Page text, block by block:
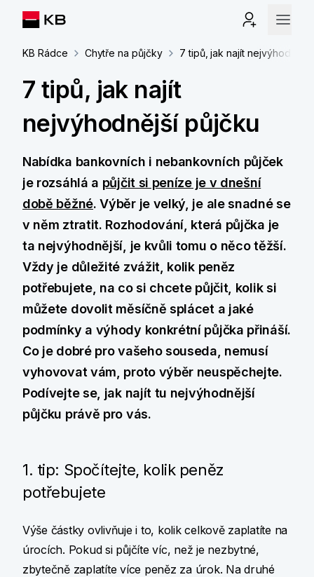
KB Rádce Chytře na půjčky 7 tipů, jak najít nejvýhodnější
7 tipů, jak najít
nejvýhodnější půjčku
Nabídka bankovních i nebankovních půjček
je rozsáhlá a půjčit si peníze je v dnešní
době běžné. Výběr je velký, je ale snadné se
v něm ztratit. Rozhodování, která půjčka je
ta nejvýhodnější, je kvůli tomu o něco těžší.
Vždy je důležité zvážit, kolik peněz
potřebujete, na co si chcete půjčit, kolik si
můžete dovolit měsíčně splácet a jaké
podmínky a výhody konkrétní půjčka přináší.
Co je dobré pro vašeho souseda, nemusí
vyhovovat vám, proto výběr neuspěchejte.
Podívejte se, jak najít tu nejvýhodnější
půjčku právě pro vás.
1. tip: Spočítejte, kolik peněz
potřebujete
Výše částky ovlivňuje i to, kolik celkově zaplatíte na
úrocích. Pokud si půjčíte víc, než je nezbytné,
zbytečně zaplatíte více peněz za úrok. Na druhé